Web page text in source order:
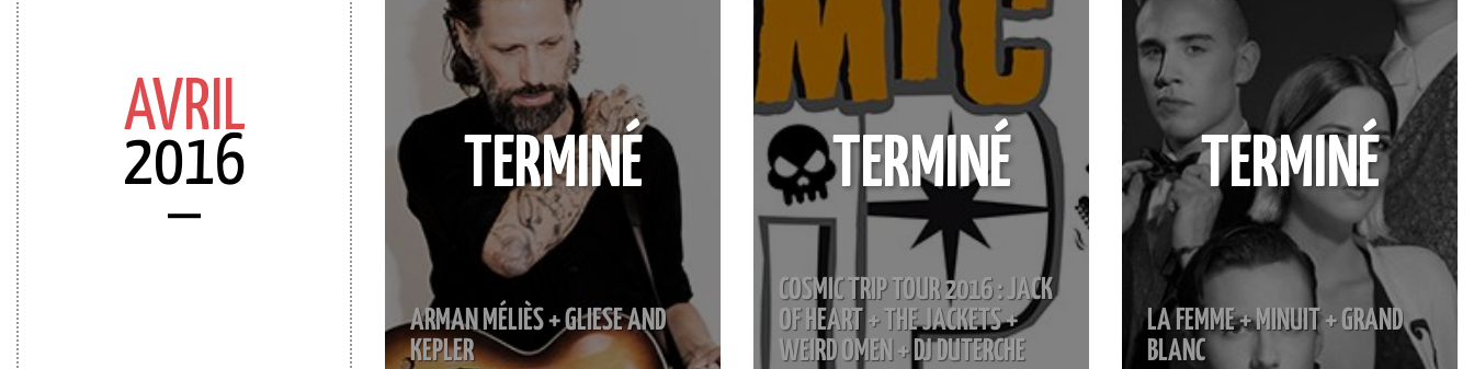
AVRIL
2016
ARMAN MÉLIÈS + GLIESE AND
KEPLER
TERMINÉ
COSMIC TRIP TOUR 2016 : JACK
OF HEART + THE JACKETS +
WEIRD OMEN + DJ DUTERCHE
TERMINÉ
LA FEMME + MINUIT + GRAND
BLANC
TERMINÉ